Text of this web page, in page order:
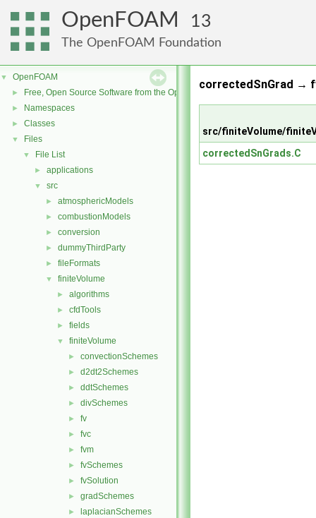
OpenFOAM 13
The OpenFOAM Foundation
▼ OpenFOAM
► Free, Open Source Software from the OpenFOAM Foundation
► Namespaces
► Classes
▼ Files
▼ File List
► applications
▼ src
► atmosphericModels
► combustionModels
► conversion
► dummyThirdParty
► fileFormats
▼ finiteVolume
► algorithms
► cfdTools
► fields
▼ finiteVolume
► convectionSchemes
► d2dt2Schemes
► ddtSchemes
► divSchemes
► fv
► fvc
► fvm
► fvSchemes
► fvSolution
► gradSchemes
► laplacianSchemes
correctedSnGrad →
src/finiteVolume/
correctedSnGrads.C